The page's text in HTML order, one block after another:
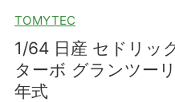
TOMYTEC
1/64 日産 セドリッ
ターボ グランツー
年式